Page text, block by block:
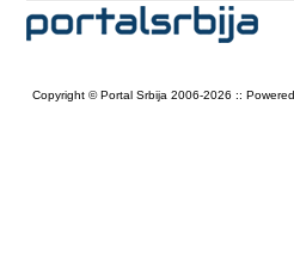
Copyright © Portal Srbija 2006-2026 ::